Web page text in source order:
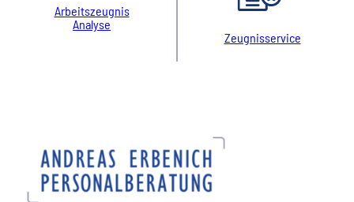
Arbeitszeugnis
Analyse
Zeugnisservice